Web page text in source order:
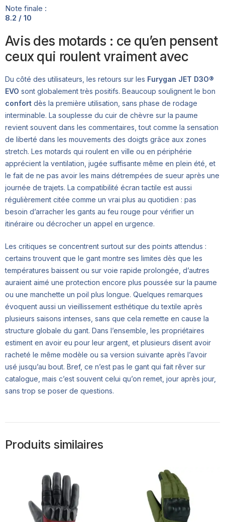
Note finale :
8.2 / 10
Avis des motards : ce qu’en pensent
ceux qui roulent vraiment avec
Du côté des utilisateurs, les retours sur les Furygan JET D3O®
EVO sont globalement très positifs. Beaucoup soulignent le bon
confort dès la première utilisation, sans phase de rodage
interminable. La souplesse du cuir de chèvre sur la paume
revient souvent dans les commentaires, tout comme la sensation
de liberté dans les mouvements des doigts grâce aux zones
stretch. Les motards qui roulent en ville ou en périphérie
apprécient la ventilation, jugée suffisante même en plein été, et
le fait de ne pas avoir les mains détrempées de sueur après une
journée de trajets. La compatibilité écran tactile est aussi
régulièrement citée comme un vrai plus au quotidien : pas
besoin d’arracher les gants au feu rouge pour vérifier un
itinéraire ou décrocher un appel en urgence.
Les critiques se concentrent surtout sur des points attendus :
certains trouvent que le gant montre ses limites dès que les
températures baissent ou sur voie rapide prolongée, d’autres
auraient aimé une protection encore plus poussée sur la paume
ou une manchette un poil plus longue. Quelques remarques
évoquent aussi un vieillissement esthétique du textile après
plusieurs saisons intenses, sans que cela remette en cause la
structure globale du gant. Dans l’ensemble, les propriétaires
estiment en avoir eu pour leur argent, et plusieurs disent avoir
racheté le même modèle ou sa version suivante après l’avoir
usé jusqu’au bout. Bref, ce n’est pas le gant qui fait rêver sur
catalogue, mais c’est souvent celui qu’on remet, jour après jour,
sans trop se poser de questions.
Produits similaires